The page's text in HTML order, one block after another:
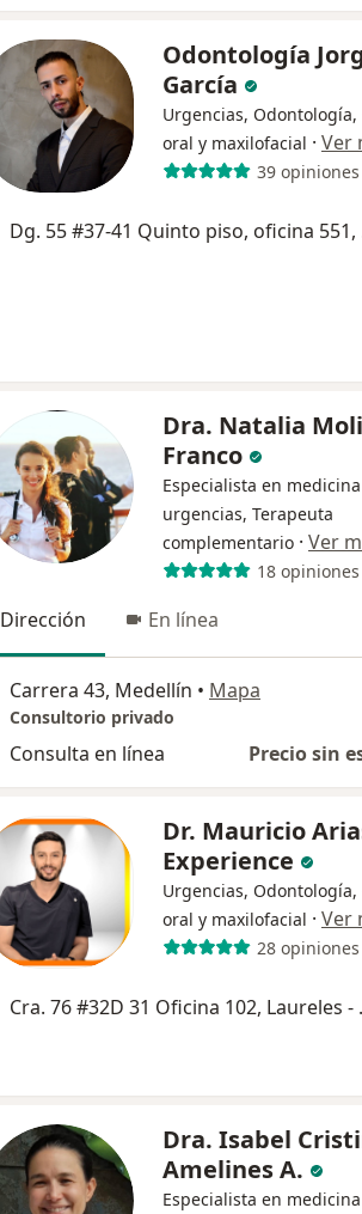
Odontología
García
Urgencias,
oral y maxilofacial · Ver
39 opiniones
Dra. Natalia
Franco
Especialista en
urgencias, Terapeuta
complementario · Ver
18 opiniones
Dirección En línea
Carrera 43, Medellín • Mapa
Consultorio privado
Consulta en línea Precio sin
Dr. Mauricio
Experience
Urgencias,
oral y maxilofacial · Ver
28 opiniones
Cra. 76
Dra. Isabel
Amelines A.
Especialista en